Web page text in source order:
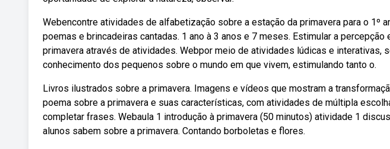
Webencontre atividades de alfabetização sobre a estação da primavera para o 1º
poemas e brincadeiras cantadas. 1 ano à 3 anos e 7 meses. Estimular a
primavera através de atividades. Webpor meio de atividades lúdicas e interativas,
conhecimento dos pequenos sobre o mundo em que vivem, estimulando tanto o.
Livros ilustrados sobre a primavera. Imagens e vídeos que mostram a
poema sobre a primavera e suas características, com atividades de múltipla
completar frases. Webaula 1 introdução à primavera (50 minutos) atividade 1
alunos sabem sobre a primavera. Contando borboletas e flores.